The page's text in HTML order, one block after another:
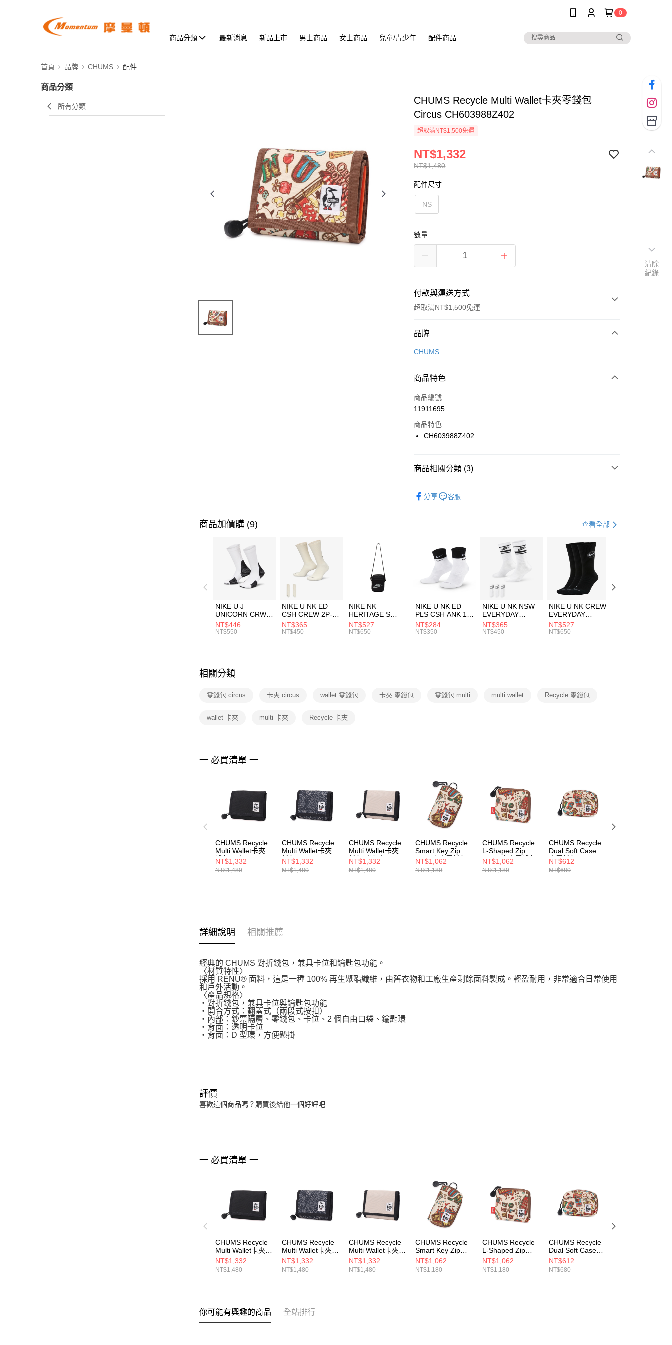
0
商品分類 最新消息 新品上市 男士商品 女士商品 兒童/青少年 配件商品
首頁 品牌 CHUMS 配件
商品分類
所有分類
CHUMS Recycle Multi Wallet卡夾零錢包
Circus CH603988Z402
超取滿NT$1,500免運
NT$1,480
NT$1,332
配件尺寸
NS
數量
付款與運送方式
超取滿NT$1,500免運
付款方式
信用卡一次付款
合作金庫商業銀行
華南商業銀行
上海商業儲蓄銀行
國泰世華商業銀行
聯邦商業銀行
台新國際商業銀行
LINE Pay
Apple Pay
【關於「AFTEE先享後付」】
３．安心：先確認商品／服務後，再付款。
【「AFTEE先享後付」結帳流程】
１．於結帳方式選擇「AFTEE先享後付」後，將跳轉至「AFTEE先享後
付」結帳頁面，進行簡訊認證並確認金額後，即可完成結帳。
２．訂單成立數日內，您將收到繳費通知簡訊。
３．收到繳費通知簡訊後14天內，點擊此簡訊中的連結，可透過四大超商
／ATM／網路銀行／等多元方式進行付款，方視為交易完成。
※ 請注意：結帳手續完成當下不需立刻繳費，但若您需要取消訂單，請聯
絡購買商品的店家。未經商家同意取消之訂單仍視為有效，需透過AFTEE
先享後付繳納相關費用。
交易，需依本服務之必要範圍內提供個人資料，並將交易相關給付款項請
結果請求用戶進行身份認證。
５．嚴禁一人註冊多個帳號或使用他人資訊註冊。若發現惡意使用之情
形，恩沛科技股份有限公司將有權停止該用戶之使用額度並採取法律行
每筆NT$100，滿NT$1,500(含以上)免運費
每筆NT$100，滿NT$1,500(含以上)免運費
付款後門市自取
每筆NT$100，滿NT$1,500(含以上)免運費
品牌
CHUMS
商品特色
商品編號
11911695
商品特色
CH603988Z402
商品相關分類 (3)
分享 客服
商品加價購 (9) 查看全部
NIKE U J
UNICORN CRW
1PR -160 男女 中
統襪 FZ3393100
NT$446
NT$550
NIKE U NK ED
CSH CREW 2P-
144 EMBRDY 男
女 短統襪
NT$365
NT$450
NIKE NK
HERITAGE S
SMIT 男女 側背包
BA5871010
NT$527
NT$650
NIKE U NK ED
PLS CSH ANK 1P
144 DBL 男 中統
襪 DH4058104
NT$284
NT$350
NIKE U NK NSW
EVERYDAY
ESSENTIAL CR
男女 短統襪
NT$365
NT$450
NIKE U NK CREW
EVERYDAY
BBALL 3PR 男女
長統襪
NT$527
NT$650
相關分類
零錢包 circus 卡夾 circus wallet 零錢包 卡夾 零錢包 零錢包 multi multi wallet Recycle 零錢包
wallet 卡夾 multi 卡夾 Recycle 卡夾
一 必買清單 一
CHUMS Recycle
Multi Wallet卡夾零
錢包 黑色
CH603988K001
NT$1,332
NT$1,480
CHUMS Recycle
Multi Wallet卡夾零
錢包 Archive
CH603988Z401
NT$1,332
NT$1,480
CHUMS Recycle
Multi Wallet卡夾零
錢包 米灰色
CH603988G057
NT$1,332
NT$1,480
CHUMS Recycle
Smart Key Zip
Case卡夾零錢包
Circus
CH604066Z402
NT$1,062
NT$1,180
CHUMS Recycle
L-Shaped Zip
Wallet卡夾零錢包
Circus
CH603996Z402
NT$1,062
NT$1,180
CHUMS Recycle
Dual Soft Case卡
夾零錢包 Circus
CH603987Z402
NT$612
NT$680
詳細說明 相關推薦
經典的 CHUMS 對折錢包，兼具卡位和鑰匙包功能。
〈材質特性〉
採用 RENU® 面料，這是一種 100% 再生聚酯纖維，由舊衣物和工廠生產剩餘面料製成。輕盈耐用，非常適合日常使用
和戶外活動。
〈產品規格〉
・對折錢包，兼具卡位與鑰匙包功能
・開合方式：翻蓋式（兩段式按扣）
・內部：鈔票隔層、零錢包、卡位、2 個自由口袋、鑰匙環
・背面：透明卡位
・背面：D 型環，方便懸掛
評價
喜歡這個商品嗎？購買後給他一個好評吧
一 必買清單 一
CHUMS Recycle
Multi Wallet卡夾零
錢包 黑色
CH603988K001
NT$1,332
NT$1,480
CHUMS Recycle
Multi Wallet卡夾零
錢包 Archive
CH603988Z401
NT$1,332
NT$1,480
CHUMS Recycle
Multi Wallet卡夾零
錢包 米灰色
CH603988G057
NT$1,332
NT$1,480
CHUMS Recycle
Smart Key Zip
Case卡夾零錢包
Circus
CH604066Z402
NT$1,062
NT$1,180
CHUMS Recycle
L-Shaped Zip
Wallet卡夾零錢包
Circus
CH603996Z402
NT$1,062
NT$1,180
CHUMS Recycle
Dual Soft Case卡
夾零錢包 Circus
CH603987Z402
NT$612
NT$680
你可能有興趣的商品 全站排行
清除
紀錄